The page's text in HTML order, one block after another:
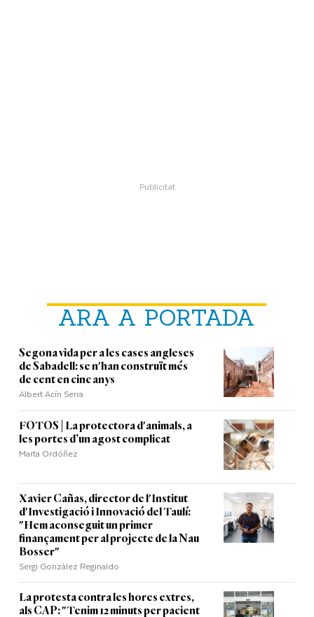
ARA A PORTADA
Segona vida per a les cases angleses
de Sabadell: se n'han construït més
de cent en cinc anys
Albert Acín Serra
FOTOS | La protectora d'animals, a
les portes d’un agost complicat
Marta Ordóñez
Xavier Cañas, director de l'Institut
d'Investigació i Innovació del Taulí:
"Hem aconseguit un primer
finançament per al projecte de la Nau
Bosser"
Sergi Gonzàlez Reginaldo
La protesta contra les hores extres,
als CAP: "Tenim 12 minuts per pacient